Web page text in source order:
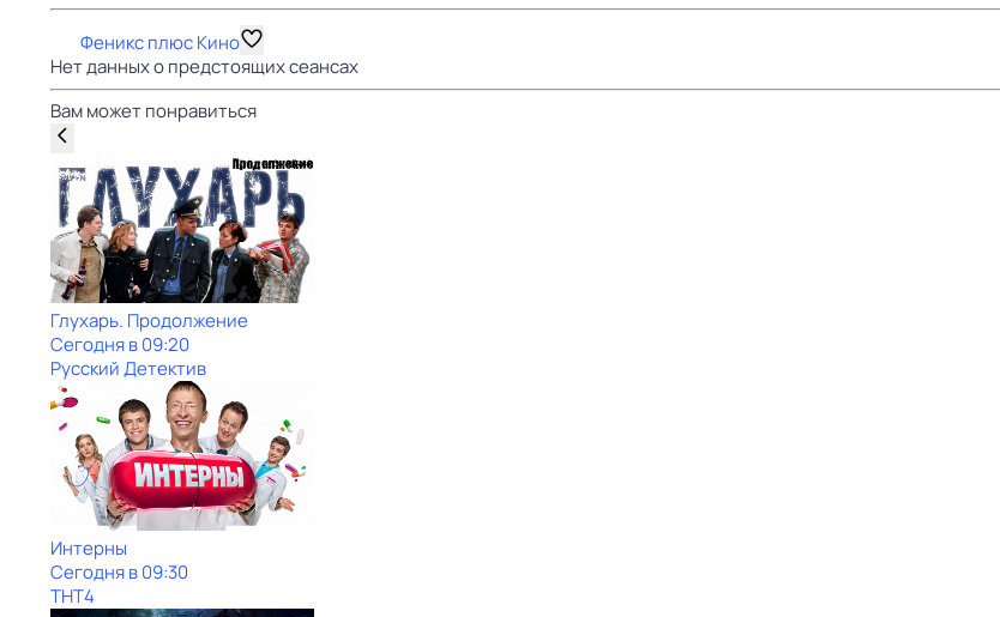
Феникс плюс Кино
Нет данных о предстоящих сеансах
Вам может понравиться
Глухарь. Продолжение
Сегодня в 09:20
Русский Детектив
Интерны
Сегодня в 09:30
ТНТ4